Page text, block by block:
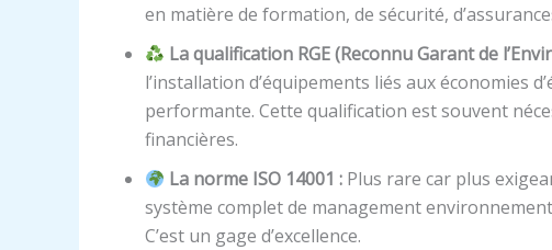
en matière de formation, de sécurité,
La qualification RGE (Reconnu Garant de
l’installation d’équipements liés aux économies
performante. Cette qualification est souvent
financières.
La norme ISO 14001 : Plus rare car plus
système complet de management
C’est un gage d’excellence.